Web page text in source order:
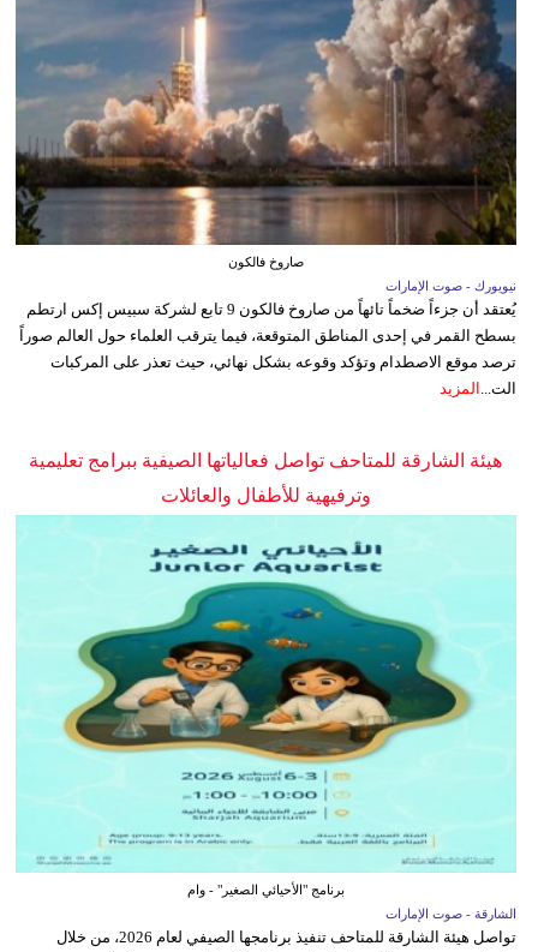
صاروخ فالكون
نيويورك - صوت الإمارات
يُعتقد أن جزءاً ضخماً تائهاً من صاروخ فالكون 9 تابع لشركة سبيس إكس ارتطم
بسطح القمر في إحدى المناطق المتوقعة، فيما يترقب العلماء حول العالم صوراً
ترصد موقع الاصطدام وتؤكد وقوعه بشكل نهائي، حيث تعذر على المركبات
الت...
المزيد
هيئة الشارقة للمتاحف تواصل فعالياتها الصيفية ببرامج تعليمية
وترفيهية للأطفال والعائلات
برنامج "الأحيائي الصغير" - وام
الشارقة - صوت الإمارات
تواصل هيئة الشارقة للمتاحف تنفيذ برنامجها الصيفي لعام 2026، من خلال